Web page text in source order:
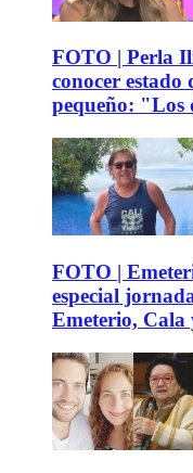
FOTO | Perla
conocer estado
pequeño: "Los
FOTO |
especial
Emeterio,